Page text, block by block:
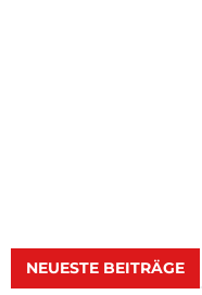
NEUESTE BEITRÄGE